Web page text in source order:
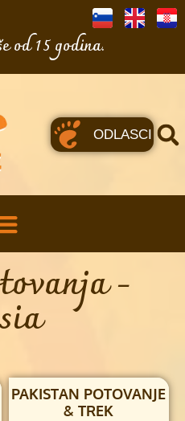
od 15 godina.
ODLASCI
-
PAKISTAN POTOVANJE
& TREK